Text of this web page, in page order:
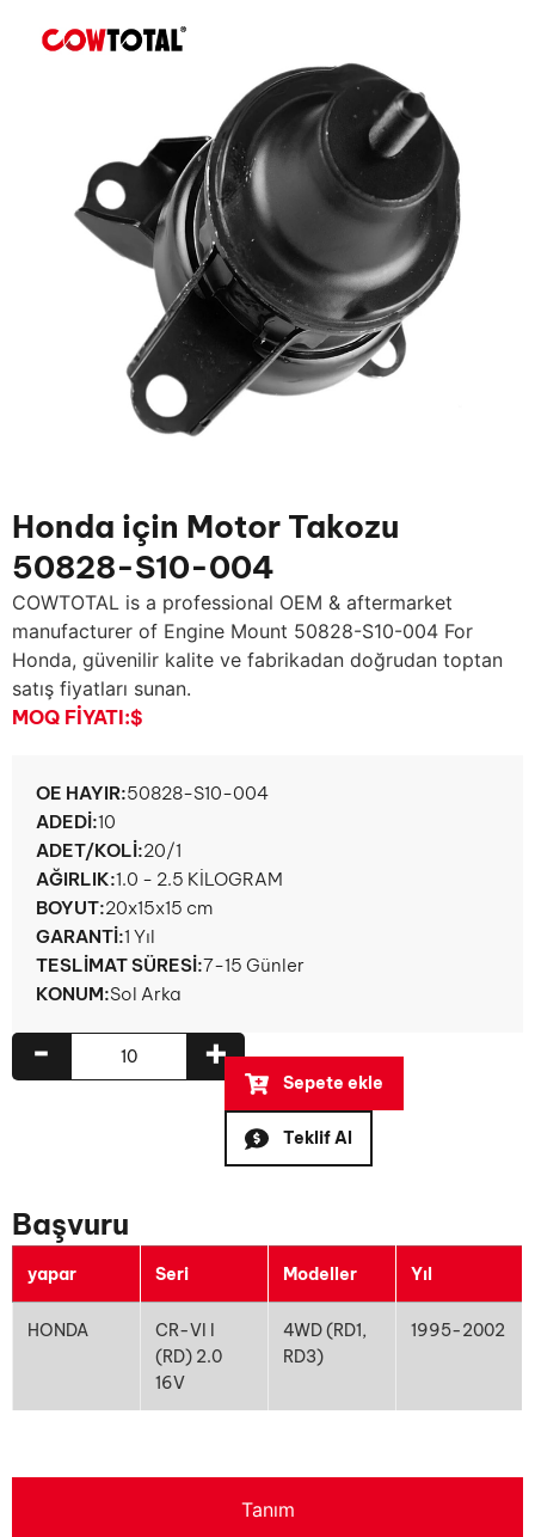
Honda için Motor Takozu
50828-S10-004
COWTOTAL is a professional OEM & aftermarket
manufacturer of Engine Mount 50828-S10-004 For
Honda, güvenilir kalite ve fabrikadan doğrudan toptan
satış fiyatları sunan.
MOQ FIYATI:$
OE HAYIR:50828-S10-004
ADEDI:10
ADET/KOLI:20/1
AĞIRLIK:1.0 - 2.5 KİLOGRAM
BOYUT:20x15x15 cm
GARANTI:1 Yıl
TESLIMAT SÜRESI:7-15 Günler
KONUM:Sol Arka
+
-
Sepete ekle
Teklif Al
Başvuru
yapar Seri Modeller Yıl
HONDA
CR-VI I
(RD) 2.0
16V
4WD (RD1,
RD3)
1995-2002
Tanım